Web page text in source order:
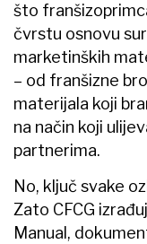
što
čvrstu osnovu
marketinških
– od franšizne
materijala koji
na način koji
partnerima.
No, ključ svake
Zato CFCG
Manual,